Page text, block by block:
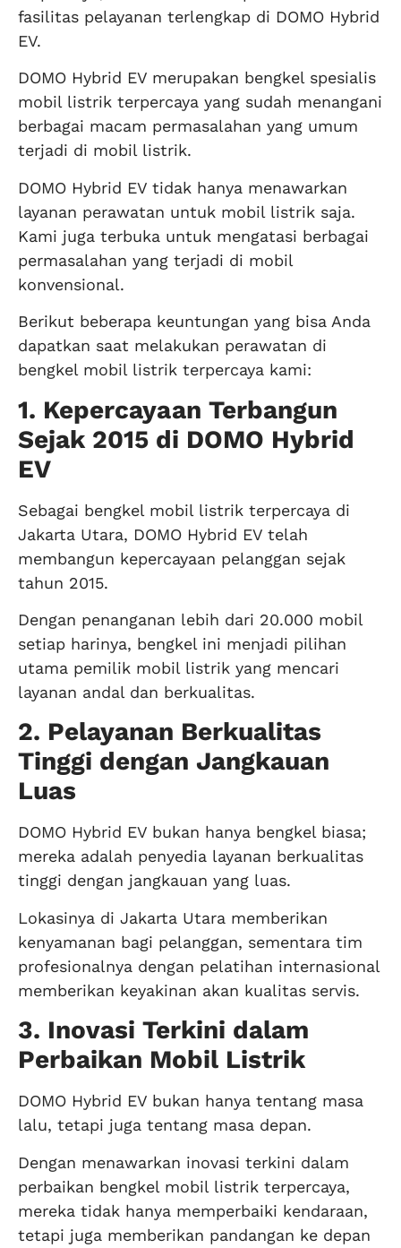
fasilitas pelayanan terlengkap di DOMO Hybrid
EV.
DOMO Hybrid EV merupakan bengkel spesialis
mobil listrik terpercaya yang sudah menangani
berbagai macam permasalahan yang umum
terjadi di mobil listrik.
DOMO Hybrid EV tidak hanya menawarkan
layanan perawatan untuk mobil listrik saja.
Kami juga terbuka untuk mengatasi berbagai
permasalahan yang terjadi di mobil
konvensional.
Berikut beberapa keuntungan yang bisa Anda
dapatkan saat melakukan perawatan di
bengkel mobil listrik terpercaya kami:
1. Kepercayaan Terbangun
Sejak 2015 di DOMO Hybrid
EV
Sebagai bengkel mobil listrik terpercaya di
Jakarta Utara, DOMO Hybrid EV telah
membangun kepercayaan pelanggan sejak
tahun 2015.
Dengan penanganan lebih dari 20.000 mobil
setiap harinya, bengkel ini menjadi pilihan
utama pemilik mobil listrik yang mencari
layanan andal dan berkualitas.
2. Pelayanan Berkualitas
Tinggi dengan Jangkauan
Luas
DOMO Hybrid EV bukan hanya bengkel biasa;
mereka adalah penyedia layanan berkualitas
tinggi dengan jangkauan yang luas.
Lokasinya di Jakarta Utara memberikan
kenyamanan bagi pelanggan, sementara tim
profesionalnya dengan pelatihan internasional
memberikan keyakinan akan kualitas servis.
3. Inovasi Terkini dalam
Perbaikan Mobil Listrik
DOMO Hybrid EV bukan hanya tentang masa
lalu, tetapi juga tentang masa depan.
Dengan menawarkan inovasi terkini dalam
perbaikan bengkel mobil listrik terpercaya,
mereka tidak hanya memperbaiki kendaraan,
tetapi juga memberikan pandangan ke depan